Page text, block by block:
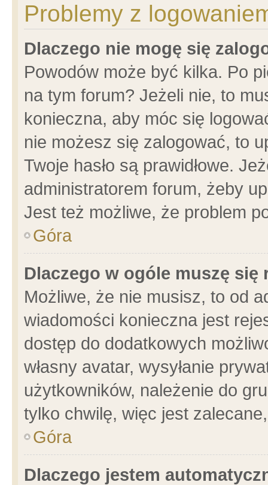
Problemy z
Dlaczego nie mogę się
Powodów może być kilka. Po
na tym forum? Jeżeli nie, to
konieczna, aby móc się
nie możesz się zalogować, to
Twoje hasło są prawidłowe.
administratorem forum, żeby
Jest też możliwe, że problem
Góra
Dlaczego w ogóle muszę się
Możliwe, że nie musisz, to od
wiadomości konieczna jest
dostęp do dodatkowych
własny avatar, wysyłanie
użytkowników, należenie do
tylko chwilę, więc jest
Góra
Dlaczego jestem